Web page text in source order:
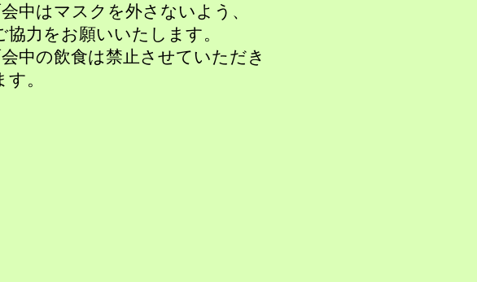
中はマスクを外さないよう、
協力をお願いいたし ます。
中の飲食は禁止させていただき
。